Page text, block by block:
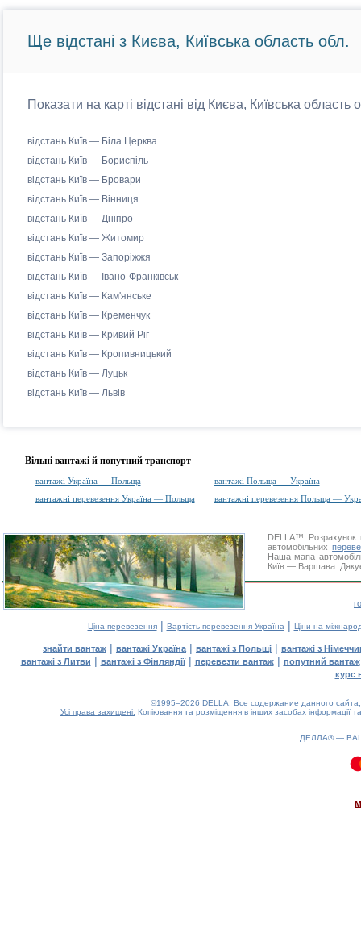
Ще відстані з Києва, Київська область обл.
Показати на карті відстані від Києва, Київська
відстань Київ — Біла Церква
відстань Київ — Бориспіль
відстань Київ — Бровари
відстань Київ — Вінниця
відстань Київ — Дніпро
відстань Київ — Житомир
відстань Київ — Запоріжжя
відстань Київ — Івано-Франківськ
відстань Київ — Кам'янське
відстань Київ — Кременчук
відстань Київ — Кривий Ріг
відстань Київ — Кропивницький
відстань Київ — Луцьк
відстань Київ — Львів
Вільні вантажі й попутний транспорт
вантажі Україна — Польща
вантажі Польща — Україна
вантажні перевезення Україна — Польща
вантажні перевезення Польща —
DELLA™
Розрахунок
автомобільних
Нашамапа
Київ — Варшава.
Ціна перевезення| Вартість перевезення Україна | Ціни на
знайти вантаж | вантажі Україна | вантажі з Польщі | вантажі з
вантажі з Литви | вантажі з Фінляндії| перевезти вантаж| попутний вантаж
курс
©1995–2026 DELLA. Все содержание данного
Усі права захищені. Копіювання та розміщення в інших засобах інформації
ДЕЛЛА® —